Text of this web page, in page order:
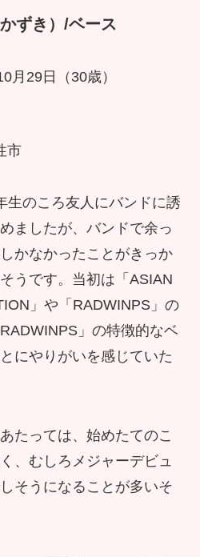
ずき）/ベース
月29日（30歳）
市
生のころ友人にバンドに誘
ましたが、バンドで余っ
かなかったことがきっか
うです。当初は「ASIAN
」や「RADWINPS」の
」の特徴的なベ
にやりがいを感じていた
たっては、始めたてのこ
、むしろメジャーデビュ
そうになることが多いそ